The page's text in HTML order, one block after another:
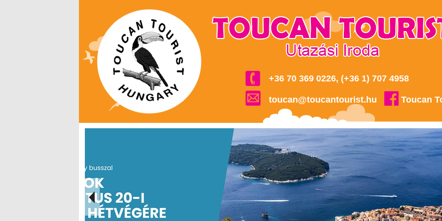
+36 70 369 0226, (+36 1) 707 4958
toucan@toucantourist.hu Toucan